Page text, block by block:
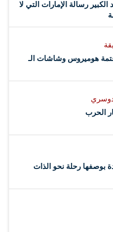
الكبير رسالة الإمارات التي لا
عتمة هوميروس وشاشات الـ
الحرب
بوصفها رحلة نحو الذات